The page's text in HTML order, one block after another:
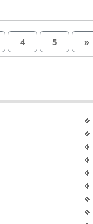
4 5 »